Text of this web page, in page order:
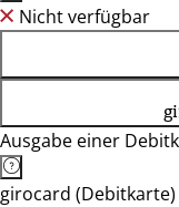
Nicht verfügbar
Ausgabe einer
girocard (Debitkarte)